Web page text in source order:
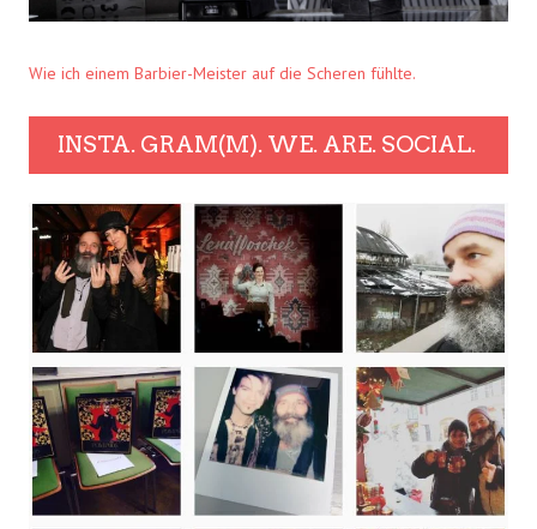
Wie ich einem Barbier-Meister auf die Scheren fühlte.
INSTA. GRAM(M). WE. ARE. SOCIAL.